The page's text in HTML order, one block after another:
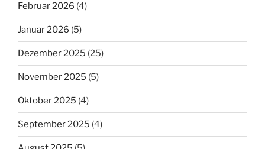
Februar 2026 (4)
Januar 2026 (5)
Dezember 2025 (25)
November 2025 (5)
Oktober 2025 (4)
September 2025 (4)